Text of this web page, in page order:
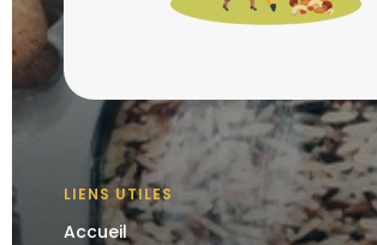
LIENS UTILES
Accueil